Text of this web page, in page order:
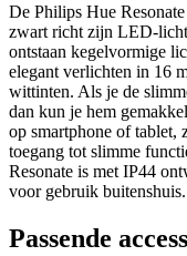
De Philips Hue
zwart richt zijn LED-
ontstaan kegelvormige
elegant verlichten in 16
wittinten. Als je de
dan kun je hem
op smartphone of tablet,
toegang tot slimme
Resonate is met IP44
voor gebruik buitenshuis.
Passende